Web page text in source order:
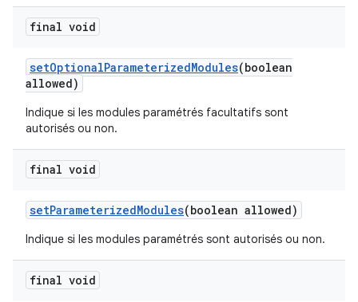
final void
setOptionalParameterizedModules(boolean
allowed)
Indique si les modules paramétrés facultatifs sont
autorisés ou non.
final void
setParameterizedModules(boolean allowed)
Indique si les modules paramétrés sont autorisés ou non.
final void